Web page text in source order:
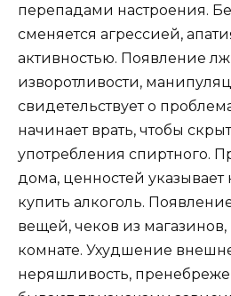
перепадами настроения.
сменяется агрессией,
активностью. Появление
изворотливости,
свидетельствует о
начинает врать, чтобы
употребления спиртного.
дома, ценностей указывает
купить алкоголь.
вещей, чеков из магазинов,
комнате. Ухудшение
неряшливость,